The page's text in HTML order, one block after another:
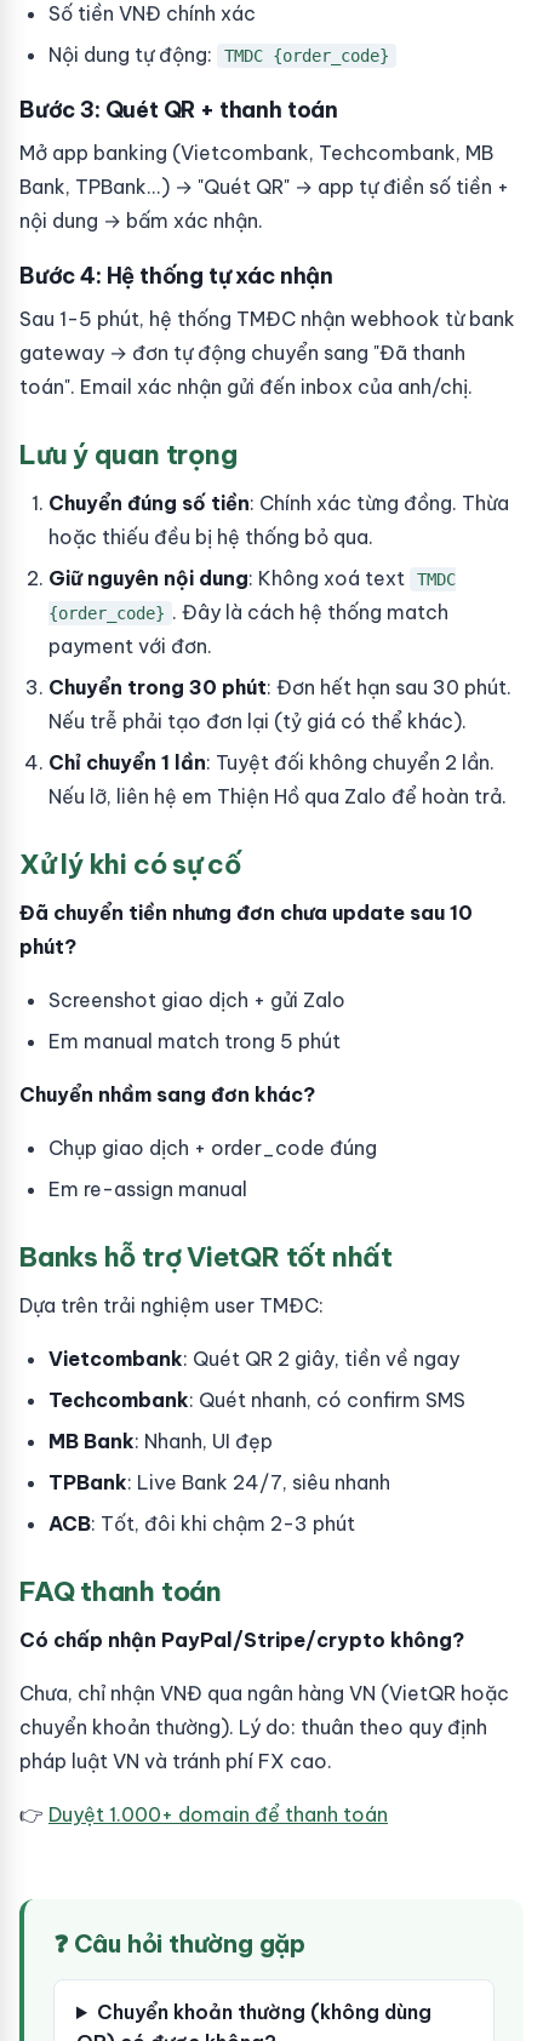
Số tiền VNĐ chính xác
Nội dung tự động:
TMDC {order_code}
Bước 3: Quét QR + thanh toán
Mở app banking (Vietcombank, Techcombank, MB
Bank, TPBank...) → "Quét QR" → app tự điền số tiền +
nội dung → bấm xác nhận.
Bước 4: Hệ thống tự xác nhận
Sau 1-5 phút, hệ thống TMĐC nhận webhook từ bank
gateway → đơn tự động chuyển sang "Đã thanh
toán". Email xác nhận gửi đến inbox của anh/chị.
Lưu ý quan trọng
Chuyển đúng số tiền: Chính xác từng đồng. Thừa
hoặc thiếu đều bị hệ thống bỏ qua.
Giữ nguyên nội dung: Không xoá text
TMDC
{order_code} . Đây là cách hệ thống match
payment với đơn.
Chuyển trong 30 phút: Đơn hết hạn sau 30 phút.
Nếu trễ phải tạo đơn lại (tỷ giá có thể khác).
Chỉ chuyển 1 lần: Tuyệt đối không chuyển 2 lần.
Nếu lỡ, liên hệ em Thiện Hồ qua Zalo để hoàn trả.
Xử lý khi có sự cố
Đã chuyển tiền nhưng đơn chưa update sau 10
phút?
Screenshot giao dịch + gửi Zalo
Em manual match trong 5 phút
Chuyển nhầm sang đơn khác?
Chụp giao dịch + order_code đúng
Em re-assign manual
Banks hỗ trợ VietQR tốt nhất
Dựa trên trải nghiệm user TMĐC:
Vietcombank: Quét QR 2 giây, tiền về ngay
Techcombank: Quét nhanh, có confirm SMS
MB Bank: Nhanh, UI đẹp
TPBank: Live Bank 24/7, siêu nhanh
ACB: Tốt, đôi khi chậm 2-3 phút
FAQ thanh toán
Có chấp nhận PayPal/Stripe/crypto không?
Chưa, chỉ nhận VNĐ qua ngân hàng VN (VietQR hoặc
chuyển khoản thường). Lý do: thuân theo quy định
pháp luật VN và tránh phí FX cao.
👉 Duyệt 1.000+ domain để thanh toán
❓ Câu hỏi thường gặp
Chuyển khoản thường (không dùng